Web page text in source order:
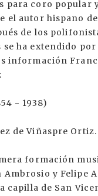
para coro popular
el autor hispano
de los
se ha extendido
información
- 1938)
de Viñaspre Ortiz.
formación
Ambrosio y Felipe
capilla de San